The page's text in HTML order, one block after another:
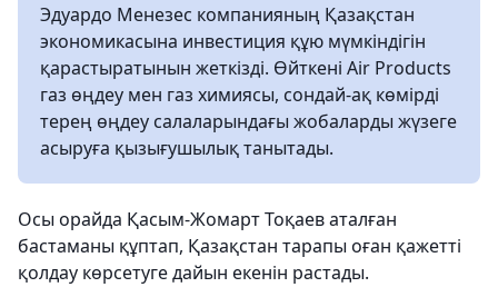
Эдуардо Менезес компанияның Қазақстан
экономикасына инвестиция құю мүмкіндігін
қарастыратынын жеткізді. Өйткені Air Products
газ өңдеу мен газ химиясы, сондай-ақ көмірді
терең өңдеу салаларындағы жобаларды жүзеге
асыруға қызығушылық танытады.
Осы орайда Қасым-Жомарт Тоқаев аталған
бастаманы құптап, Қазақстан тарапы оған қажетті
қолдау көрсетуге дайын екенін растады.